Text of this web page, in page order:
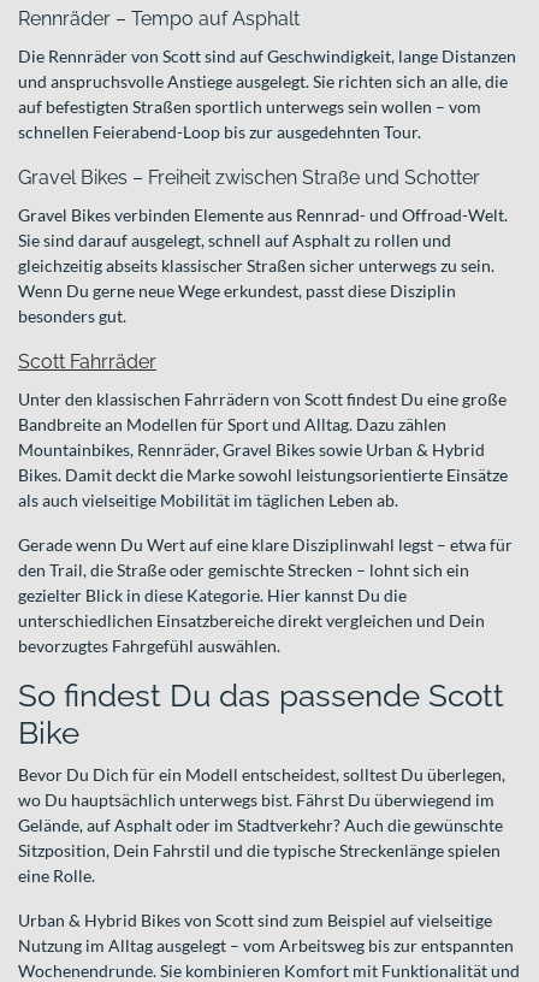
Rennräder – Tempo auf Asphalt
Die Rennräder von Scott sind auf Geschwindigkeit, lange Distanzen
und anspruchsvolle Anstiege ausgelegt. Sie richten sich an alle, die
auf befestigten Straßen sportlich unterwegs sein wollen – vom
schnellen Feierabend-Loop bis zur ausgedehnten Tour.
Gravel Bikes – Freiheit zwischen Straße und Schotter
Gravel Bikes verbinden Elemente aus Rennrad- und Offroad-Welt.
Sie sind darauf ausgelegt, schnell auf Asphalt zu rollen und
gleichzeitig abseits klassischer Straßen sicher unterwegs zu sein.
Wenn Du gerne neue Wege erkundest, passt diese Disziplin
besonders gut.
Scott Fahrräder
Unter den klassischen Fahrrädern von Scott findest Du eine große
Bandbreite an Modellen für Sport und Alltag. Dazu zählen
Mountainbikes, Rennräder, Gravel Bikes sowie Urban & Hybrid
Bikes. Damit deckt die Marke sowohl leistungsorientierte Einsätze
als auch vielseitige Mobilität im täglichen Leben ab.
Gerade wenn Du Wert auf eine klare Disziplinwahl legst – etwa für
den Trail, die Straße oder gemischte Strecken – lohnt sich ein
gezielter Blick in diese Kategorie. Hier kannst Du die
unterschiedlichen Einsatzbereiche direkt vergleichen und Dein
bevorzugtes Fahrgefühl auswählen.
So findest Du das passende Scott
Bike
Bevor Du Dich für ein Modell entscheidest, solltest Du überlegen,
wo Du hauptsächlich unterwegs bist. Fährst Du überwiegend im
Gelände, auf Asphalt oder im Stadtverkehr? Auch die gewünschte
Sitzposition, Dein Fahrstil und die typische Streckenlänge spielen
eine Rolle.
Urban & Hybrid Bikes von Scott sind zum Beispiel auf vielseitige
Nutzung im Alltag ausgelegt – vom Arbeitsweg bis zur entspannten
Wochenendrunde. Sie kombinieren Komfort mit Funktionalität und